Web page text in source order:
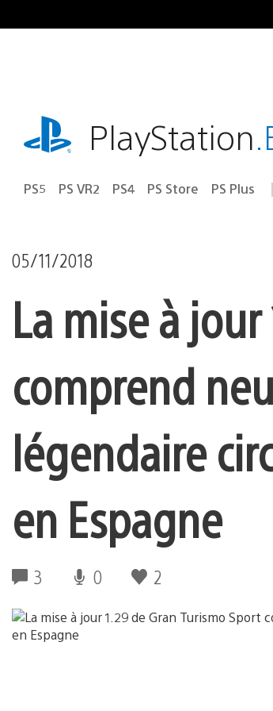
au
playstation.comPlayStation
PS5 PS VR2 PS4 PS Store PS Plus
05/11/2018
La mise à
comprend
légendaire
en Espagne
3 0 2